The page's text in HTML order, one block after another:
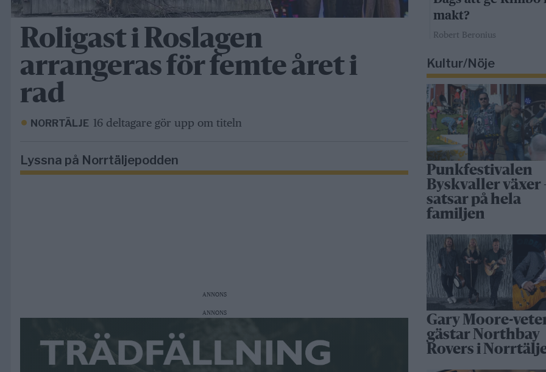
Roligast i Roslagen
arrangeras för femte året i
rad
NORRTÄLJE 16 deltagare gör upp om titeln
Lyssna på Norrtäljepodden
ANNONS
ANNONS
makt?
Robert Beronius
Kultur/Nöje
Punkfestivalen
Byskvaller växer
satsar på hela
familjen
Gary Moore-
gästar Northbay
Rovers i